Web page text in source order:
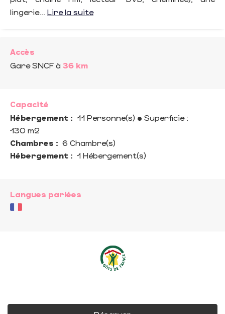
lingerie... Lire la suite
Accès
Gare SNCF à 36 km
Capacité
Hébergement : 11 Personne(s) • Superficie :
130 m2
Chambres : 6 Chambre(s)
Hébergement : 1 Hébergement(s)
Langues parlées